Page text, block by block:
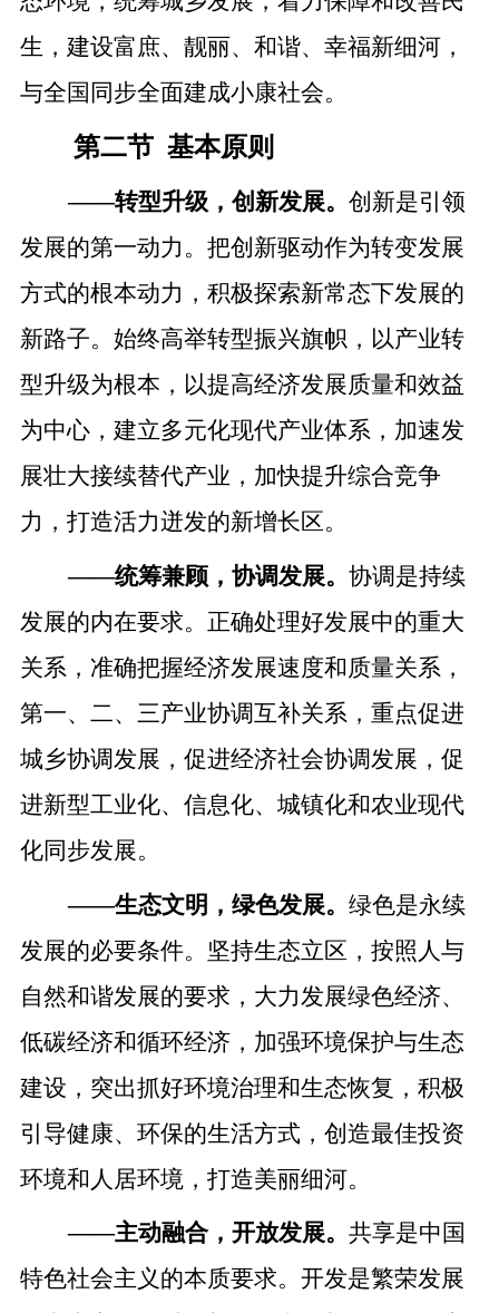
生，建设富庶、靓丽、和谐、幸福新细河，
与全国同步全面建成小康社会。
第二节 基本原则
——转型升级，创新发展。 创新是引领
发展的第一动力。 把创新驱动作为转变发展
方式的根本动力，积极探索新常态下发展的
新路子。始终高举转型振兴旗帜，以产业转
型升级为根本，以提高经济发展质量和效益
为中心，建立多元化现代产业体系，加速发
展壮大接续替代产业，加快提升综合竞争
力，打造活力迸发的新增长区。
——统筹兼顾，协调发展。 协调是持续
发展的内在要求。正确处理好发展中的重大
关系，准确把握经济发展速度和质量关系，
第一、二、三产业协调互补关系，重点促进
城乡协调发展，促进经济社会协调发展，促
进新型工业化、信息化、城镇化和农业现代
化同步发展。
——生态文明，绿色发展。 绿色是永续
发展的必要条件。 坚持生态立区，按照人与
自然和谐发展的要求，大力发展绿色经济、
低碳经济和循环经济，加强环境保护与生态
建设，突出抓好环境治理和生态恢复，积极
引导健康、环保的生活方式，创造最佳投资
环境和人居环境，打造美丽细河。
——主动融合，开放发展。 共享是中国
特色社会主义的本质要求。开发是繁荣发展